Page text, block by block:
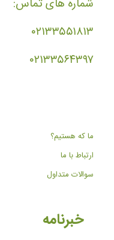
شماره های تماس:
۰۲۱۳۳۵۵۱۸۱۳
۰۲۱۳۳۵۶۴۳۹۷
ما که هستیم؟
ارتباط با ما
سوالات متداول
خبرنامه